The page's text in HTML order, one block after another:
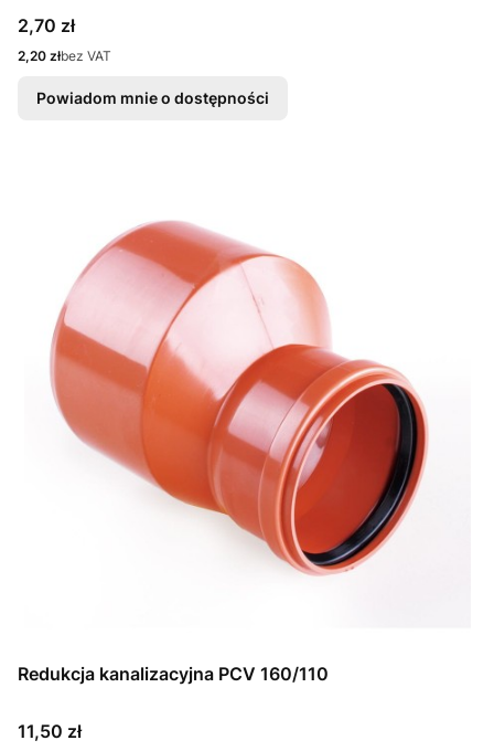
Cena
2,70 zł
Cena
2,20 złbez VAT
Powiadom mnie o dostępności
Redukcja kanalizacyjna PCV 160/110
Cena
11,50 zł